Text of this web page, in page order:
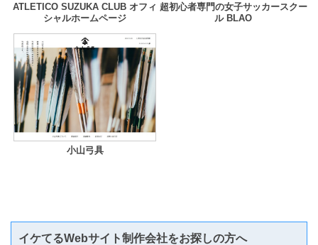
ATLETICO SUZUKA CLUB オフィ
シャルホームページ
超初心者専門の女子サッカースクー
ル BLAO
小山弓具
イケてるWebサイト制作会社をお探しの方へ